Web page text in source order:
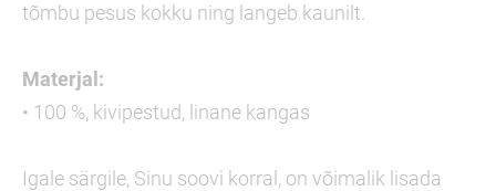
tõmbu pesus kokku ning langeb kaunilt.
Materjal:
• 100 %, kivipestud, linane kangas
Igale särgile, Sinu soovi korral, on võimalik lisada